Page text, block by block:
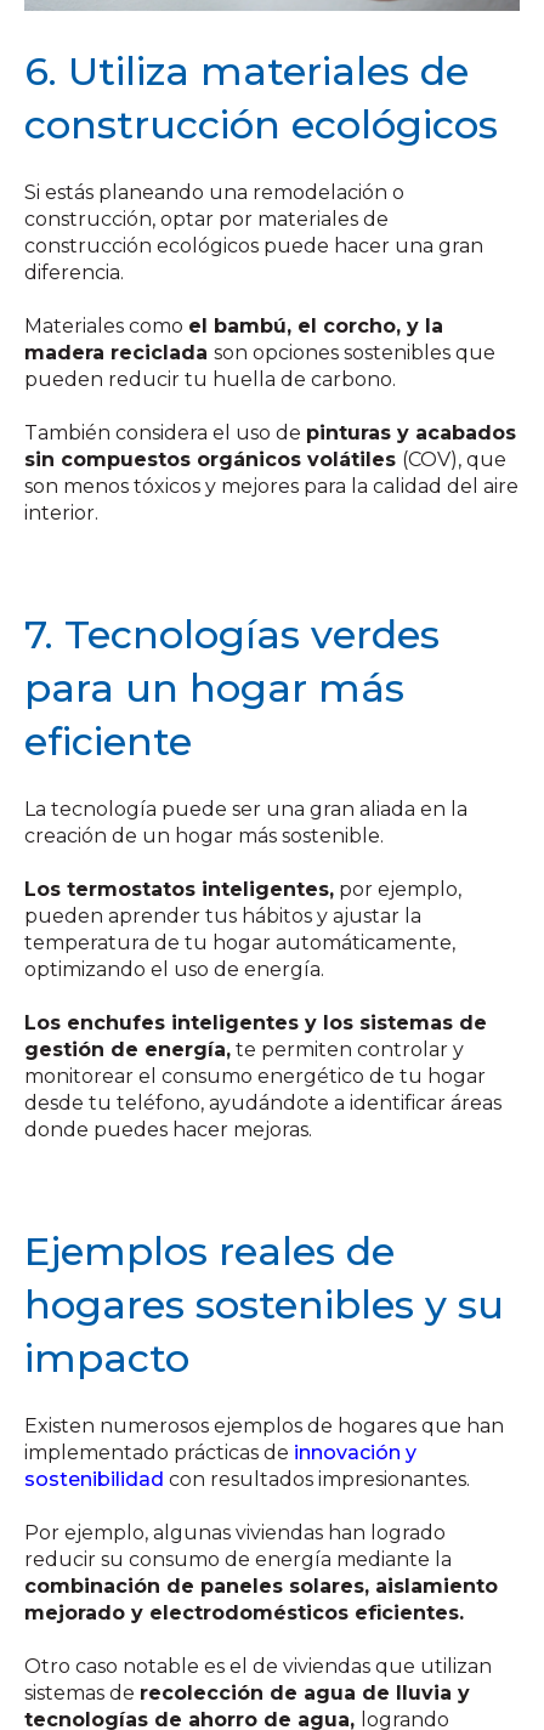
6. Utiliza materiales de
construcción ecológicos
Si estás planeando una remodelación o
construcción, optar por materiales de
construcción ecológicos puede hacer una gran
diferencia.
Materiales como el bambú, el corcho, y la
madera reciclada son opciones sostenibles que
pueden reducir tu huella de carbono.
También considera el uso de pinturas y acabados
sin compuestos orgánicos volátiles (COV), que
son menos tóxicos y mejores para la calidad del aire
interior.
7. Tecnologías verdes
para un hogar más
eficiente
La tecnología puede ser una gran aliada en la
creación de un hogar más sostenible.
Los termostatos inteligentes, por ejemplo,
pueden aprender tus hábitos y ajustar la
temperatura de tu hogar automáticamente,
optimizando el uso de energía.
Los enchufes inteligentes y los sistemas de
gestión de energía, te permiten controlar y
monitorear el consumo energético de tu hogar
desde tu teléfono, ayudándote a identificar áreas
donde puedes hacer mejoras.
Ejemplos reales de
hogares sostenibles y su
impacto
Existen numerosos ejemplos de hogares que han
implementado prácticas de innovación y
sostenibilidad con resultados impresionantes.
Por ejemplo, algunas viviendas han logrado
reducir su consumo de energía mediante la
combinación de paneles solares, aislamiento
mejorado y electrodomésticos eficientes.
Otro caso notable es el de viviendas que utilizan
sistemas de recolección de agua de lluvia y
tecnologías de ahorro de agua, logrando